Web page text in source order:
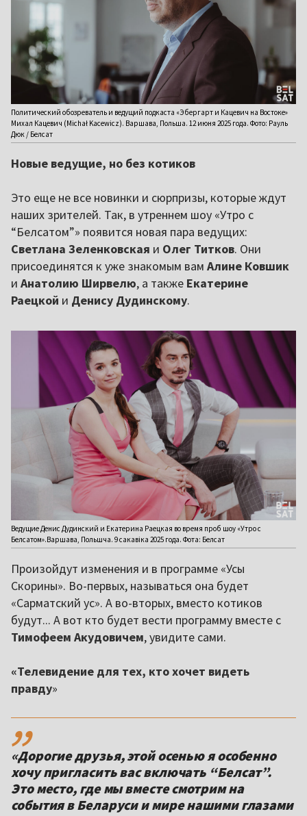
Политический обозреватель и ведущий подкаста «Эбергарт и Кацевич на Востоке»
Михал Кацевич (Michał Kacewicz). Варшава, Польша. 12 июня 2025 года. Фото: Рауль
Дюк / Белсат
Новые ведущие, но без котиков
Это еще не все новинки и сюрпризы, которые ждут
наших зрителей. Так, в утреннем шоу «Утро с
“Белсатом”» появится новая пара ведущих:
Светлана Зеленковская и Олег Титков. Они
присоединятся к уже знакомым вам Алине Ковшик
и Анатолию Ширвелю, а также Екатерине
Раецкой и Денису Дудинскому.
Ведущие Денис Дудинский и Екатерина Раецкая во время проб шоу «Утро с
Белсатом».Варшава, Польшча. 9 сакавіка 2025 года. Фота: Белсат
Произойдут изменения и в программе «Усы
Скорины». Во-первых, называться она будет
«Сарматский ус». А во-вторых, вместо котиков
будут... А вот кто будет вести программу вместе с
Тимофеем Акудовичем, увидите сами.
«Телевидение для тех, кто хочет видеть
правду»
,,
«Дорогие друзья, этой осенью я особенно
хочу пригласить вас включать “Белсат”.
Это место, где мы вместе смотрим на
события в Беларуси и мире нашими глазами